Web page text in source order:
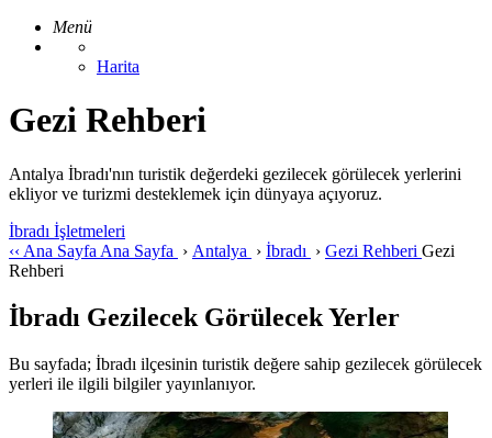
Menü
Harita
Gezi Rehberi
Antalya İbradı'nın turistik değerdeki gezilecek görülecek yerlerini
ekliyor ve turizmi desteklemek için dünyaya açıyoruz.
İbradı İşletmeleri
‹‹ Ana Sayfa Ana Sayfa › Antalya › İbradı › Gezi Rehberi Gezi
Rehberi
İbradı Gezilecek Görülecek Yerler
Bu sayfada; İbradı ilçesinin turistik değere sahip gezilecek görülecek
yerleri ile ilgili bilgiler yayınlanıyor.